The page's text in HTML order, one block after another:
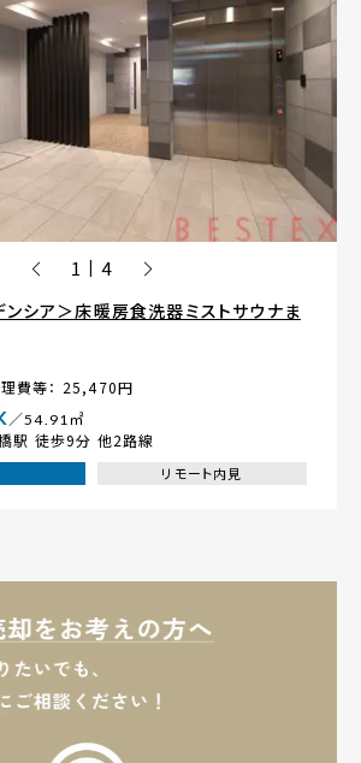
1 | 4
ンシア＞床暖房食洗器ミストサウナま
費等： 25,470円
／54.91㎡
駅 徒歩9分 他2路線
リモート内見